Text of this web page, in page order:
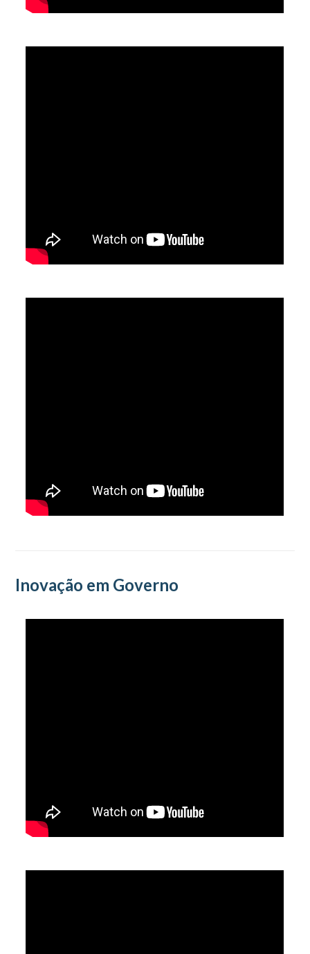
Inovação em Governo